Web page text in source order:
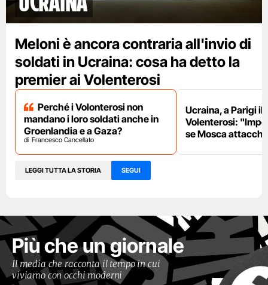
Meloni è ancora contraria all'invio di
soldati in Ucraina: cosa ha detto la
premier ai Volenterosi
Perché i Volonterosi non
mandano i loro soldati anche in
Groenlandia e a Gaza?
Francesco Cancellato
Ucraina, a Parigi il
Volenterosi:
se Mosca
LEGGI TUTTA LA STORIA SEGUI
Più che un giornale
Il media che racconta il tempo in cui
viviamo con occhi moderni